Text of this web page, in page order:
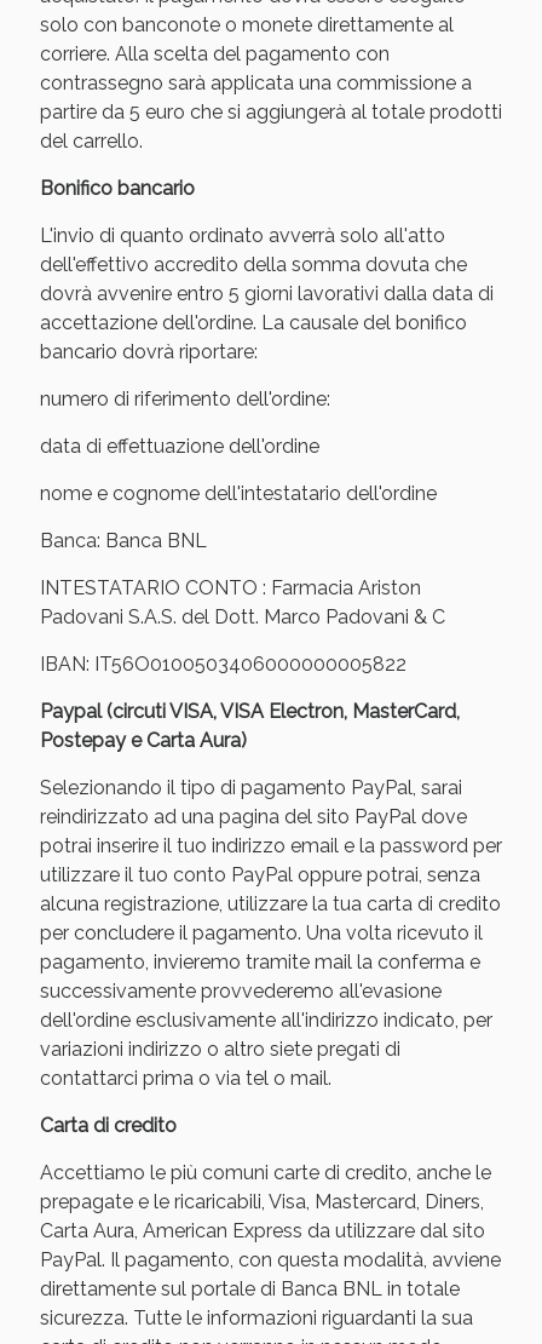
solo con banconote o monete direttamente al
corriere. Alla scelta del pagamento con
contrassegno sarà applicata una commissione a
partire da 5 euro che si aggiungerà al totale prodotti
del carrello.
Bonifico bancario
L'invio di quanto ordinato avverrà solo all'atto
dell'effettivo accredito della somma dovuta che
dovrà avvenire entro 5 giorni lavorativi dalla data di
accettazione dell'ordine. La causale del bonifico
bancario dovrà riportare:
numero di riferimento dell'ordine:
data di effettuazione dell'ordine
nome e cognome dell'intestatario dell'ordine
Banca: Banca BNL
INTESTATARIO CONTO : Farmacia Ariston
Padovani S.A.S. del Dott. Marco Padovani & C
IBAN: IT56O0100503406000000005822
Paypal (circuti VISA, VISA Electron, MasterCard,
Postepay e Carta Aura)
Selezionando il tipo di pagamento PayPal, sarai
reindirizzato ad una pagina del sito PayPal dove
potrai inserire il tuo indirizzo email e la password per
utilizzare il tuo conto PayPal oppure potrai, senza
alcuna registrazione, utilizzare la tua carta di credito
per concludere il pagamento. Una volta ricevuto il
pagamento, invieremo tramite mail la conferma e
successivamente provvederemo all'evasione
dell'ordine esclusivamente all'indirizzo indicato, per
variazioni indirizzo o altro siete pregati di
contattarci prima o via tel o mail.
Carta di credito
Accettiamo le più comuni carte di credito, anche le
prepagate e le ricaricabili, Visa, Mastercard, Diners,
Carta Aura, American Express da utilizzare dal sito
PayPal. Il pagamento, con questa modalità, avviene
direttamente sul portale di Banca BNL in totale
sicurezza. Tutte le informazioni riguardanti la sua
Sconto fino al 55% disponibile oggi!